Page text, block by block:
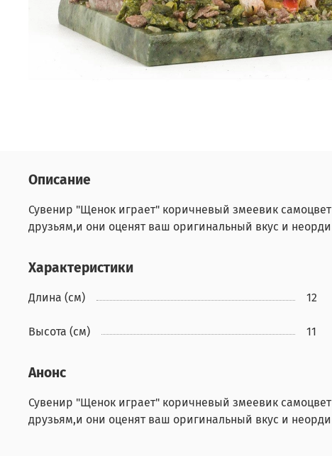
Описание
Сувенир "Щенок играет" коричневый змеевик
друзьям,и они оценят ваш оригинальный вкус и
Характеристики
Длина (см) 12
Высота (см) 11
Анонс
Сувенир "Щенок играет" коричневый змеевик
друзьям,и они оценят ваш оригинальный вкус и